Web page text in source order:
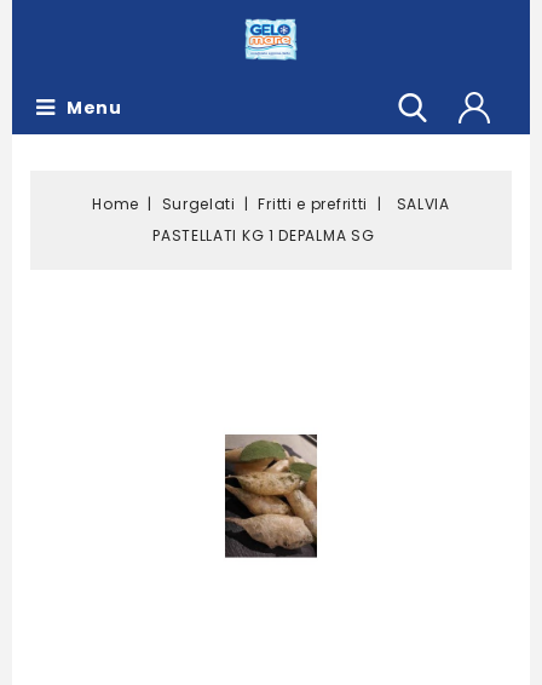
Menu
Home Surgelati Fritti e prefritti
SALVIA
PASTELLATI KG 1 DEPALMA SG